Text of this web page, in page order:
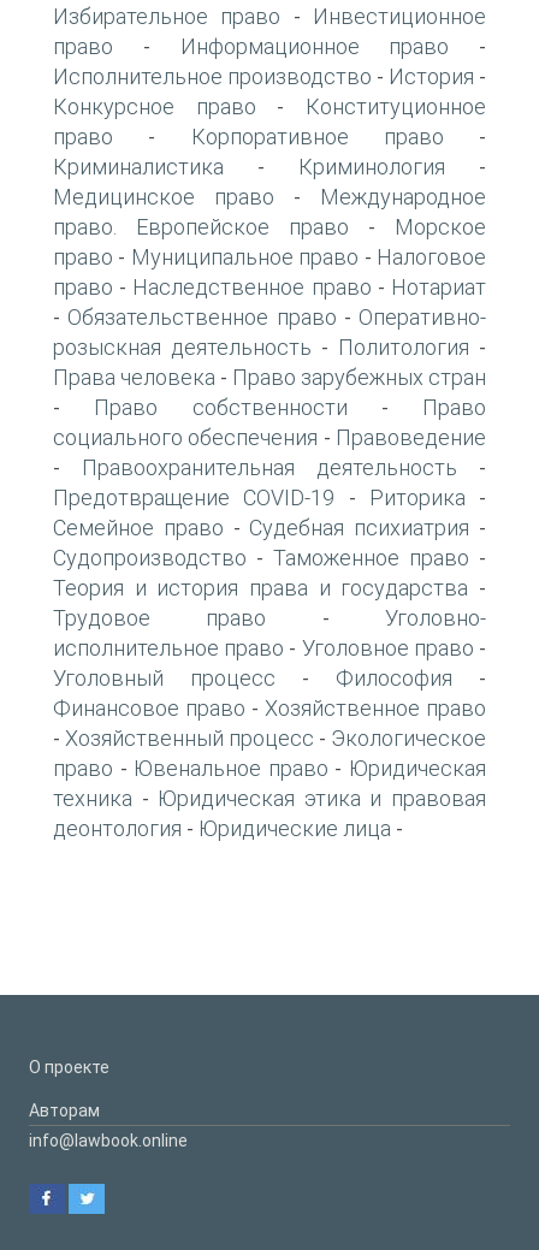
Избирательное право -
Инвестиционное
право - Информационное право -
Исполнительное производство - История -
Конкурсное право -
Конституционное
право - Корпоративное право -
Криминалистика - Криминология -
Медицинское право -
Международное
право. Европейское право -
Морское
право - Муниципальное право - Налоговое
право - Наследственное право - Нотариат
- Обязательственное право - Оперативно-
розыскная деятельность - Политология -
Права человека - Право зарубежных стран
- Право собственности -
Право
социального обеспечения - Правоведение
- Правоохранительная деятельность -
Предотвращение COVID-19 - Риторика -
Семейное право - Судебная психиатрия -
Судопроизводство - Таможенное право -
Теория и история права и государства -
Трудовое право -Уголовно-
исполнительное право - Уголовное право -
Уголовный процесс - Философия -
Финансовое право - Хозяйственное право
- Хозяйственный процесс - Экологическое
право - Ювенальное право - Юридическая
техника - Юридическая этика и правовая
деонтология - Юридические лица -
О проекте
Авторам
info@lawbook.online